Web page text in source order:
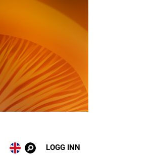
LOGG INN